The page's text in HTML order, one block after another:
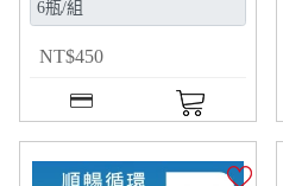
NT$450